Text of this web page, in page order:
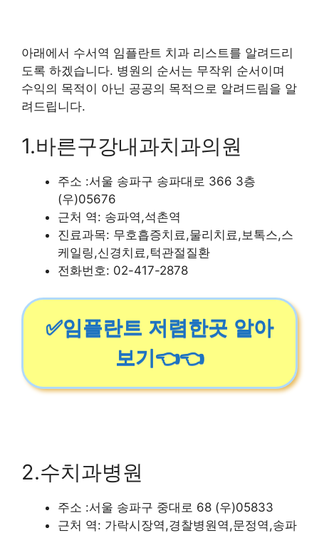
아래에서 수서역 임플란트 치과 리스트를 알려드리
도록 하겠습니다. 병원의 순서는 무작위 순서이며
수익의 목적이 아닌 공공의 목적으로 알려드림을 알
려드립니다.
1.바른구강내과치과의원
주소 :서울 송파구 송파대로 366 3층
(우)05676
근처 역: 송파역,석촌역
진료과목: 무호흡증치료,물리치료,보톡스,스
케일링,신경치료,턱관절질환
전화번호: 02-417-2878
✅임플란트 저렴한곳 알아
보기👈👈
2.수치과병원
주소 :서울 송파구 중대로 68 (우)05833
근처 역: 가락시장역,경찰병원역,문정역,송파